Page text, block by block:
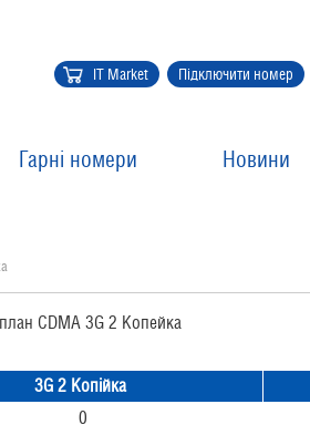
IT Market Підключити номер
Гарні номери Новини
CDMA 3G 2 Копейка
3G 2 Копійка
0